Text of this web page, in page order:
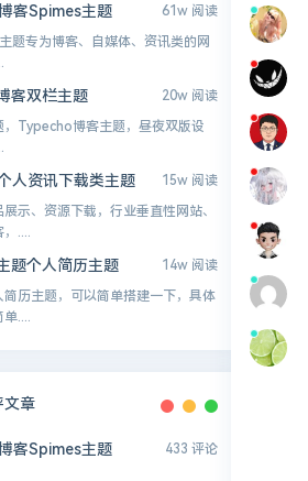
客Spimes主题
61w 阅读
题专为博客、自媒体、资讯类的网
客双栏主题
20w 阅读
，Typecho博客主题，昼夜双版设
人资讯下载类主题
15w 阅读
展示、资源下载，行业垂直性网站、
，....
题个人简历主题
14w 阅读
简历主题，可以简单搭建一下，具体
单....
文章
客Spimes主题 433 评论